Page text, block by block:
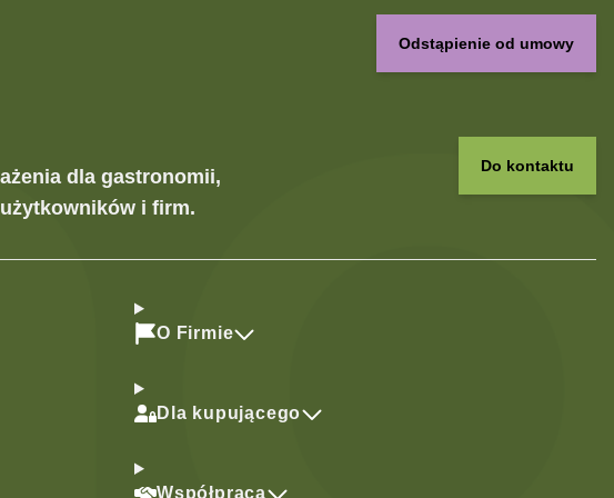
Odstąpienie od umowy
dla gastronomii,
i firm.
Do kontaktu
O Firmie
Dla kupującego
Współpraca